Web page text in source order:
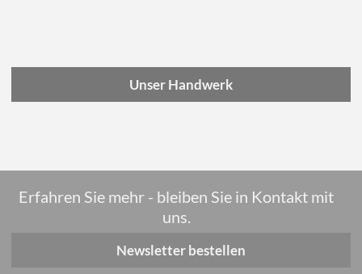
Unser Handwerk
Erfahren Sie mehr - bleiben Sie in Kontakt mit
uns.
Newsletter bestellen